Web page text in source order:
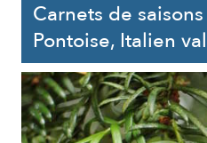
Carnets de
Pontoise, Italien